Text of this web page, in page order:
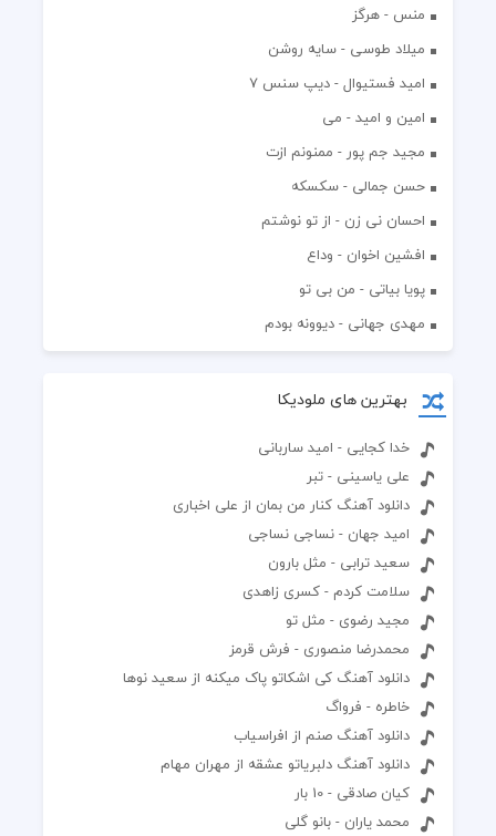
منس - هرگز
میلاد طوسی - سایه روشن
اميد فستيوال - ديپ سنس ۷
امین و امید - می
مجید جم پور - ممنونم ازت
حسن جمالی - سکسکه
احسان نی زن - از تو نوشتم
افشين اخوان - وداع
پویا بیاتی - من بی تو
مهدی جهانی - دیوونه بودم
بهترین های ملودیکا
خدا کجایی - امید ساربانی
علی یاسینی - تبر
دانلود آهنگ کنار من بمان از علی اخباری
امید جهان - نساجی نساجی
سعید ترابی - مثل بارون
سلامت کردم - کسری زاهدی
مجید رضوی - مثل تو
محمدرضا منصوری - فرش قرمز
دانلود آهنگ کی اشکاتو پاک میکنه از سعید نوها
خاطره - فرواگ
دانلود آهنگ صنم از افراسیاب
دانلود آهنگ دلبریاتو عشقه از مهران مهام
کیان صادقی - 10 بار
محمد یاران - بانو گلی